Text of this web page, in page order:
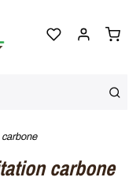
carbone